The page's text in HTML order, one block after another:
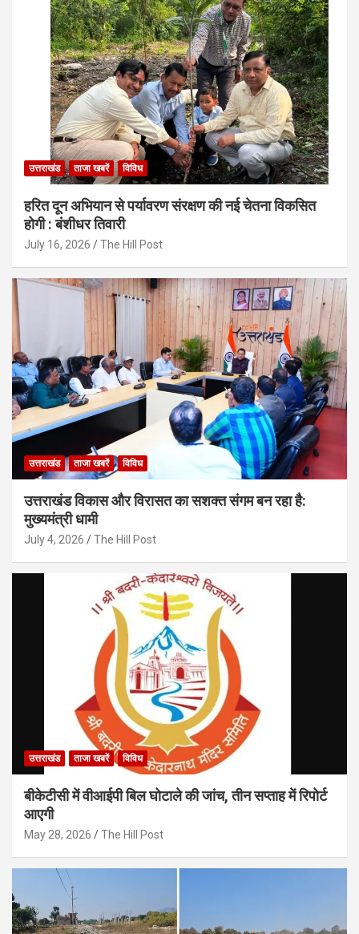
उत्तराखंड ताजा खबरें विविध
हरित दून अभियान से पर्यावरण संरक्षण की नई चेतना विकसित
होगी : बंशीधर तिवारी
July 16, 2026 The Hill Post
उत्तराखंड ताजा खबरें विविध
उत्तराखंड विकास और विरासत का सशक्त संगम बन रहा है:
मुख्यमंत्री धामी
July 4, 2026 The Hill Post
उत्तराखंड ताजा खबरें विविध
बीकेटीसी में वीआईपी बिल घोटाले की जांच, तीन सप्ताह में रिपोर्ट
आएगी
May 28, 2026 The Hill Post